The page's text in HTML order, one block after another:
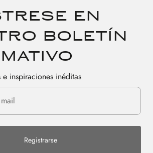
en
boletín
e inspiraciones inéditas
Registrarse